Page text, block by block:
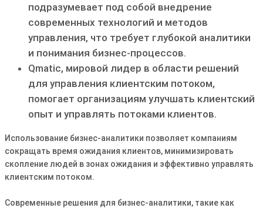
подразумевает под собой внедрение
современных технологий и методов
управления, что требует глубокой аналитики
и понимания бизнес-процессов.
Qmatic, мировой лидер в области решений
для управления клиентским потоком,
помогает организациям улучшать клиентский
опыт и управлять потоками клиентов.
Использование бизнес-аналитики позволяет компаниям
сокращать время ожидания клиентов, минимизировать
скопление людей в зонах ожидания и эффективно управлять
клиентским потоком.
Современные решения для бизнес-аналитики, такие как